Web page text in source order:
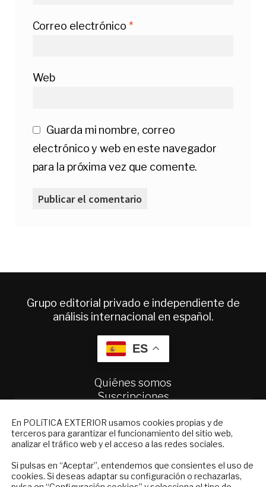
Correo electrónico *
Web
Guarda mi nombre, correo
electrónico y web en este navegador
para la próxima vez que comente.
Grupo editorial privado e independiente de
análisis internacional en español.
ES
Quiénes somos
Suscripciones
Preguntas frecuentes
Condiciones generales de contratación
Colaboraciones
Publicidad
En POLíTICA EXTERIOR usamos cookies propias y de
terceros para garantizar el funcionamiento del sitio web,
analizar el tráfico web y el acceso a las redes sociales.
Si pulsas en “Aceptar”, entendemos que consientes el uso de
cookies. Si deseas adaptar su configuración o rechazarlas,
NEWSLETTER
Suscríbase a nuestro boletín electrónico y
reciba en su correo el mejor análisis
internacional en español.